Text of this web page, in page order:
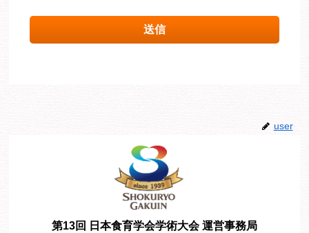
user
第13回 日本食育学会学術大会 運営事務局